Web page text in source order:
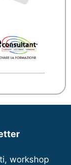
workshop